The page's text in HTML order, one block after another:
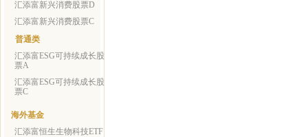
汇添富新兴消费股票D
汇添富新兴消费股票C
普通类
汇添富ESG可持续成长股
票A
汇添富ESG可持续成长股
票C
海外基金
汇添富恒生生物科技ETF